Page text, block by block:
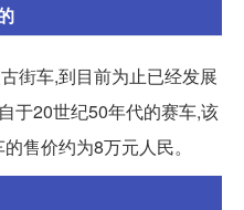
街车,到目前为止已经发展
于20世纪50年代的赛车,该
售价约为8万元人民。